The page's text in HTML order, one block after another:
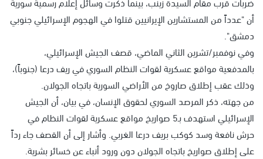
أن "عدداً من المستشارين الإيرانيين قتلوا في الهجوم الإسرائيلي جنوبي
دمشق".
وفي نوفمبر/تشرين الثاني الماضي، قصف الجيش الإسرائيلي،
بالمدفعية مواقع عسكرية لقوات النظام السوري في ريف درعا (جنوباً)،
وذلك عقب إطلاق صاروخ من الأراضي السورية باتجاه الجولان.
من جهته، ذكر المرصد السوري لحقوق الإنسان، في بيان، أن الجيش
الإسرائيلي استهدف بـ5 صواريخ مواقع عسكرية لقوات النظام في
حرش نافعة وسد كوكب بريف درعا الغربي. وأشار إلى أن القصف جاء رداً
على إطلاق صواريخ باتجاه الجولان دون ورود أنباء عن خسائر بشرية.